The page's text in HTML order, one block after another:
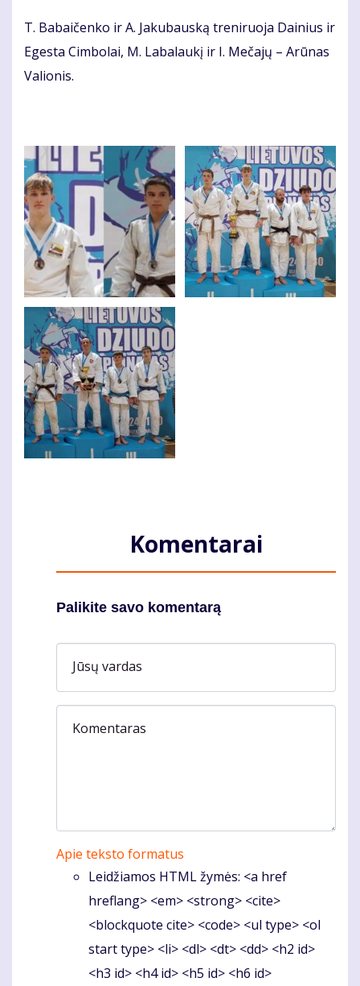
T. Babaičenko ir A. Jakubauską treniruoja Dainius ir
Egesta Cimbolai, M. Labalaukį ir I. Mečajų – Arūnas
Valionis.
Komentarai
Palikite savo komentarą
Jūsų vardas
Komentaras
Apie teksto formatus
Leidžiamos HTML žymės: <a href
hreflang> <em> <strong> <cite>
<blockquote cite> <code> <ul type> <ol
start type> <li> <dl> <dt> <dd> <h2 id>
<h3 id> <h4 id> <h5 id> <h6 id>